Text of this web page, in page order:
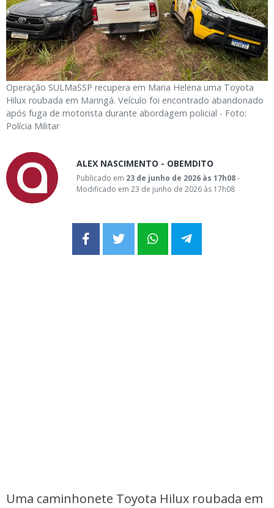
Operação SULMaSSP recupera em Maria Helena uma Toyota
Hilux roubada em Maringá. Veículo foi encontrado abandonado
após fuga de motorista durante abordagem policial - Foto:
Polícia Militar
ALEX NASCIMENTO - OBEMDITO
Publicado em 23 de junho de 2026 às 17h08-
Modificado em 23 de junho de 2026 às 17h08
Uma caminhonete Toyota Hilux roubada em